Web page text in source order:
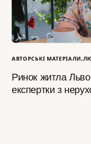
АВТОРСЬКІ МАТЕРІАЛИ
Ринок житла
експертки з